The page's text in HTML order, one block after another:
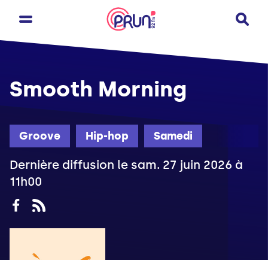
Groove Hip-hop Samedi
Smooth Morning
Dernière diffusion le sam. 27 juin 2026 à
11h00